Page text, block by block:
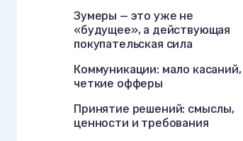
Зумеры — это уже не
«будущее», а действующая
покупательская сила
Коммуникации: мало касаний,
четкие офферы
Принятие решений: смыслы,
ценности и требования